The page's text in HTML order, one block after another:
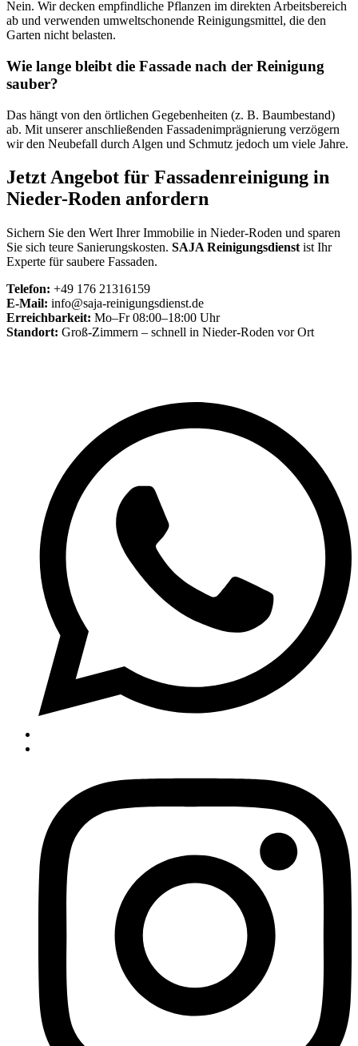
Nein. Wir decken empfindliche Pflanzen im direkten Arbeitsbereich
ab und verwenden umweltschonende Reinigungsmittel, die den
Garten nicht belasten.
Wie lange bleibt die Fassade nach der Reinigung
sauber?
Das hängt von den örtlichen Gegebenheiten (z. B. Baumbestand)
ab. Mit unserer anschließenden Fassadenimprägnierung verzögern
wir den Neubefall durch Algen und Schmutz jedoch um viele Jahre.
Jetzt Angebot für Fassadenreinigung in
Nieder-Roden anfordern
Sichern Sie den Wert Ihrer Immobilie in Nieder-Roden und sparen
Sie sich teure Sanierungskosten. SAJA Reinigungsdienst ist Ihr
Experte für saubere Fassaden.
Telefon: +49 176 21316159
E-Mail: info@saja-reinigungsdienst.de
Erreichbarkeit: Mo–Fr 08:00–18:00 Uhr
Standort: Groß-Zimmern – schnell in Nieder-Roden vor Ort